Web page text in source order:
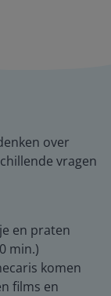
over
vragen
en praten
min.)
komen
films en